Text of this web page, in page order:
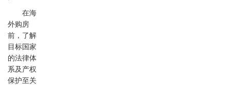
在海
外购房
前，了解
目标国家
的法律体
系及产权
保护至关